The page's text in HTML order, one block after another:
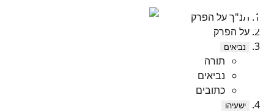
תנ"ך על הפרק
על הפרק
נביאים
תורה
נביאים
כתובים
ישעיהו